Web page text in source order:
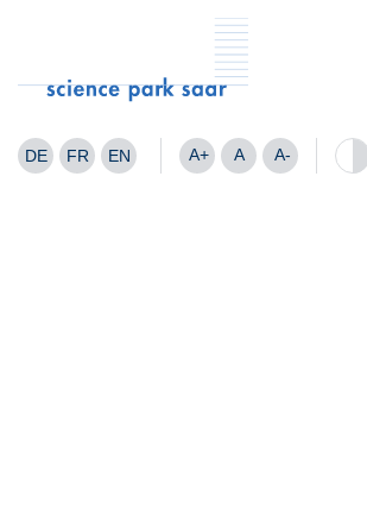
DE FR EN A+ A A-